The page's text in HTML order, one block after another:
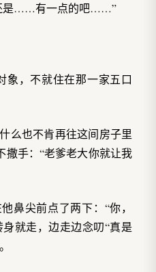
是……有一点的吧……”
象，不就住在那一家五口
么也不肯再往这间房子里
撒手：“老爹老大你就让我
鼻尖前点了两下：“你，
就走，边走边念叨“真是